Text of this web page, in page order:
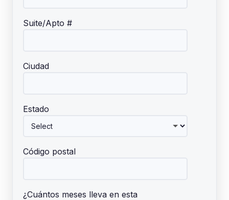
Suite/Apto #
Ciudad
Estado
Código postal
¿Cuántos meses lleva en esta